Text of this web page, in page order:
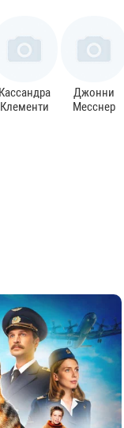
Кассандра
Клементи
Джонни
Месснер